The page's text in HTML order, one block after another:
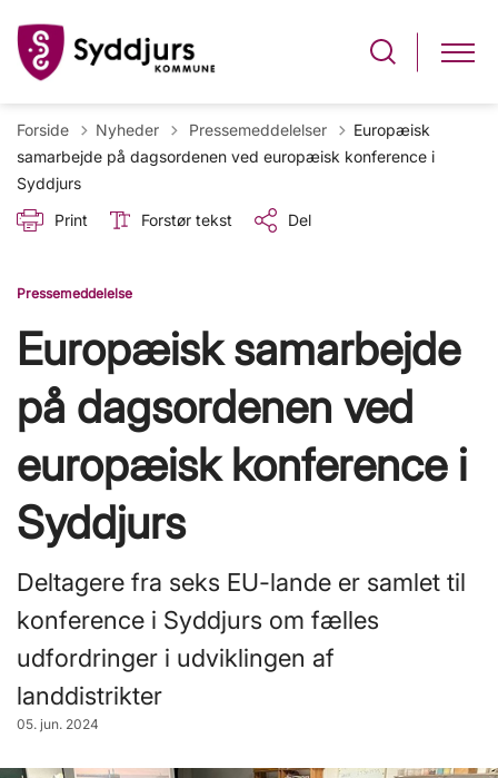
Forside Nyheder Tilbage til
Pressemeddelelser
Europæisk
samarbejde på dagsordenen ved europæisk konference i
Syddjurs
Print
Forstør tekst Del
Pressemeddelelse
Europæisk samarbejde
på dagsordenen ved
europæisk konference i
Syddjurs
Deltagere fra seks EU-lande er samlet til
konference i Syddjurs om fælles
udfordringer i udviklingen af
landdistrikter
05. jun. 2024